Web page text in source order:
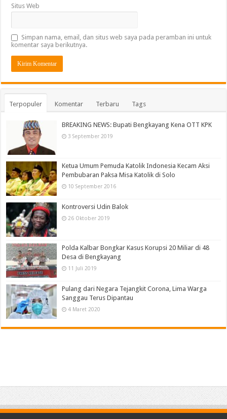
Situs Web
Simpan nama, email, dan situs web saya pada peramban ini untuk
komentar saya berikutnya.
Terpopuler Komentar Terbaru Tags
BREAKING NEWS: Bupati Bengkayang Kena OTT KPK
3 September 2019
Ketua Umum Pemuda Katolik Indonesia Kecam Aksi
Pembubaran Paksa Misa Katolik di Solo
10 September 2016
Kontroversi Udin Balok
26 Oktober 2019
Polda Kalbar Bongkar Kasus Korupsi 20 Miliar di 48
Desa di Bengkayang
11 Juli 2019
Pulang dari Negara Tejangkit Corona, Lima Warga
Sanggau Terus Dipantau
4 Maret 2020